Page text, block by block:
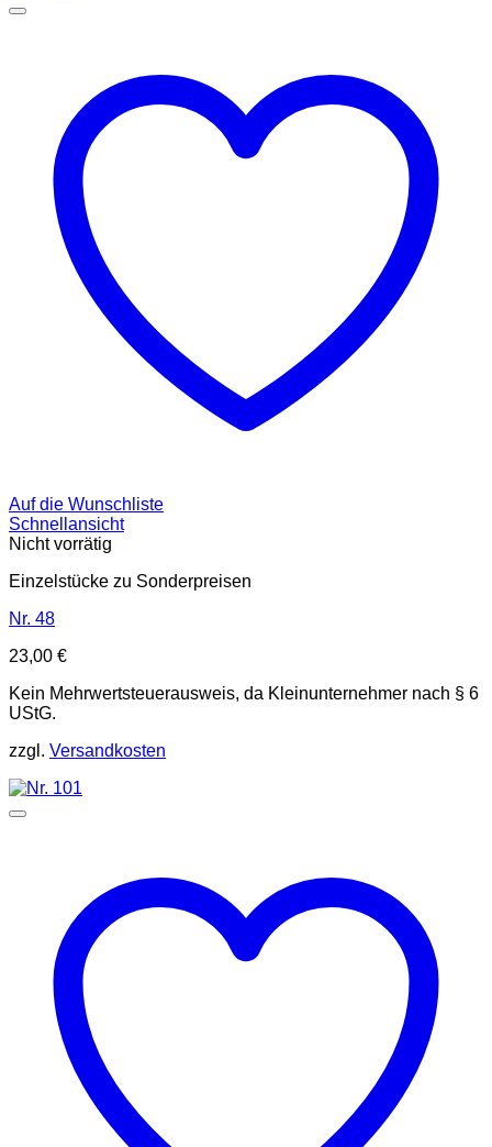
Auf die Wunschliste
Schnellansicht
Nicht vorrätig
Einzelstücke zu Sonderpreisen
Nr. 48
23,00 €
Kein Mehrwertsteuerausweis, da Kleinunternehmer nach § 6
UStG.
zzgl. Versandkosten